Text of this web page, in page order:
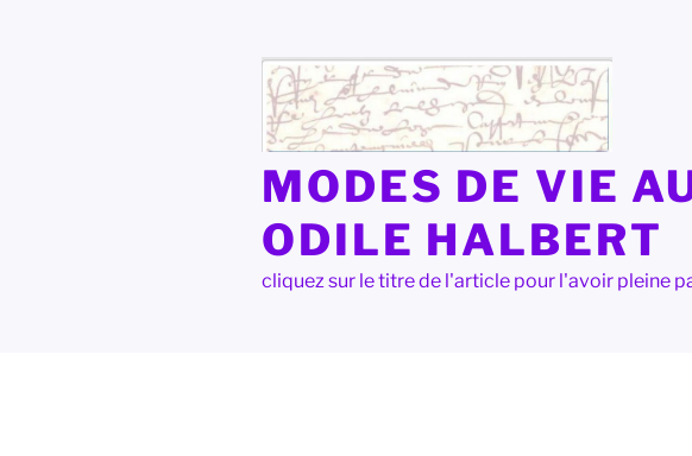
MODES DE VIE
ODILE HALBERT
cliquez sur le titre de l'article pour l'avoir pleine